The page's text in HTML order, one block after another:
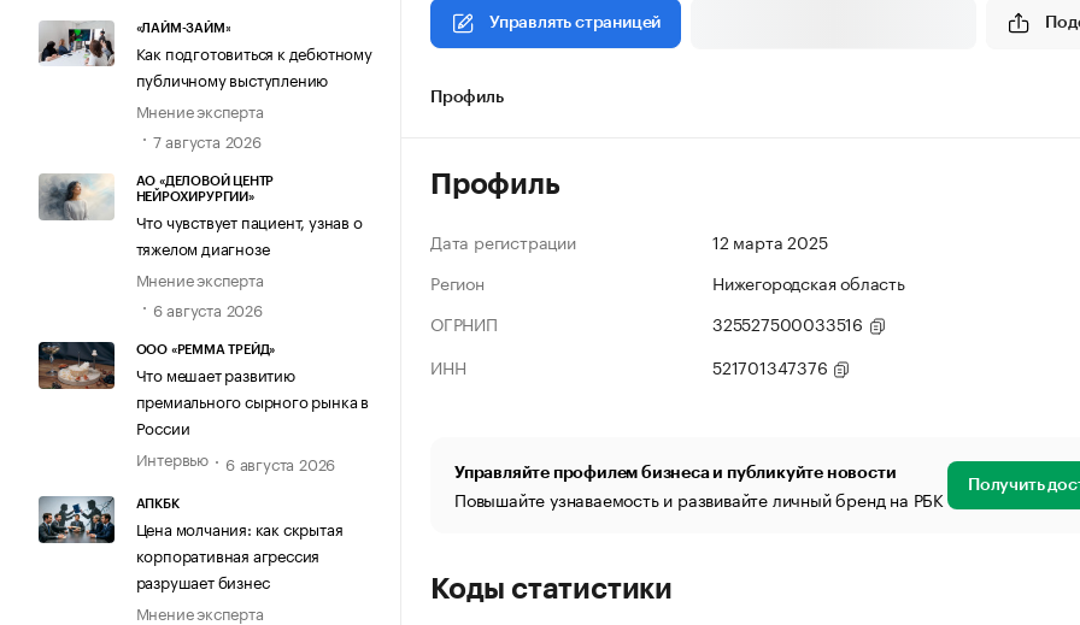
«ЛАЙМ-ЗАЙМ»
Как подготовиться к дебютному
публичному выступлению
Мнение эксперта
7 августа 2026
АО «ДЕЛОВОЙ ЦЕНТР
НЕЙРОХИРУРГИИ»
Что чувствует пациент, узнав о
тяжелом диагнозе
Мнение эксперта
6 августа 2026
ООО «РЕММА ТРЕЙД»
Что мешает развитию
премиального сырного рынка в
России
Интервью
6 августа 2026
АПКБК
Цена молчания: как скрытая
корпоративная агрессия
разрушает бизнес
Мнение эксперта
Управлять страницей
Профиль
Профиль
Дата регистрации
12 марта 2025
Регион
Нижегородская область
ОГРНИП
325527500033516
ИНН
521701347376
Управляйте профилем бизнеса и публикуйте новости
Повышайте узнаваемость и развивайте личный бренд на РБК Получить
Коды статистики